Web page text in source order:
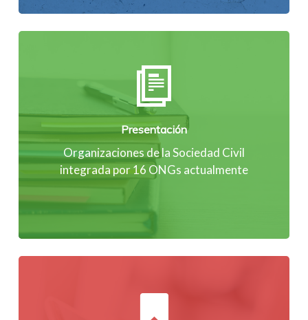
Presentación
Organizaciones de la Sociedad Civil
integrada por 16 ONGs actualmente